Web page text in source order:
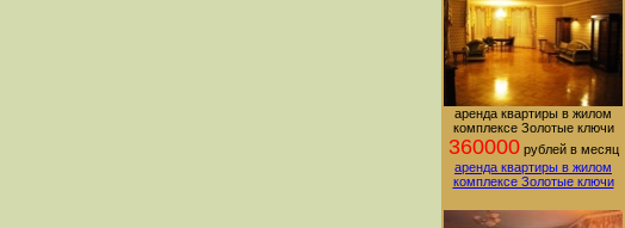
аренда квартиры в жилом
комплексе Золотые ключи
360000рублей в месяц
аренда квартиры в жилом
комплексе Золотые ключи